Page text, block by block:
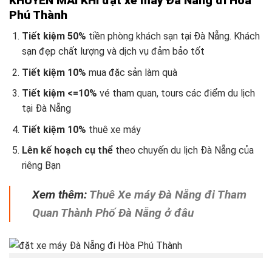
Phú Thành
Tiết kiệm 50% tiền phòng khách sạn tại Đà Nẵng. Khách
sạn đẹp chất lượng và dịch vụ đảm bảo tốt
Tiết kiệm 10% mua đặc sản làm quà
Tiết kiệm <=10% vé tham quan, tours các điểm du lịch
tại Đà Nẵng
Tiết kiệm 10% thuê xe máy
Lên kế hoạch cụ thể theo chuyến du lịch Đà Nẵng của
riêng Bạn
Xem thêm: Thuê Xe máy Đà Nẵng đi Tham
Quan Thành Phố Đà Nẵng ở đâu